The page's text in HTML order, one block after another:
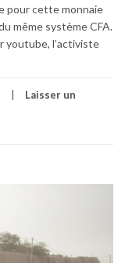
pour cette monnaie
même système CFA.
youtube, l’activiste
Laisser un